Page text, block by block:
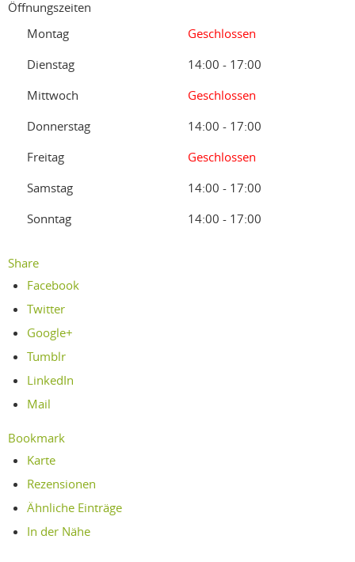
Öffnungszeiten
Montag
Geschlossen
Dienstag
14:00 - 17:00
Mittwoch
Geschlossen
Donnerstag
14:00 - 17:00
Freitag
Geschlossen
Samstag
14:00 - 17:00
Sonntag
14:00 - 17:00
Share
Facebook
Twitter
Google+
Tumblr
LinkedIn
Mail
Bookmark
Karte
Rezensionen
Ähnliche Einträge
In der Nähe